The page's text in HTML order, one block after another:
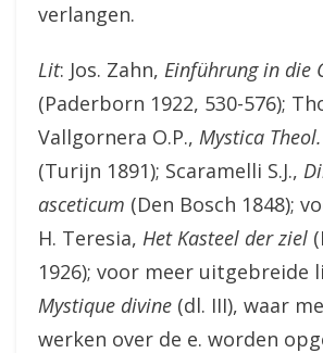
verlangen.
Lit: Jos. Zahn, Einführung in die
(Paderborn 1922, 530-576);
Vallgornera O.P., Mystica
(Turijn 1891); Scaramelli S.J.,
asceticum (Den Bosch 1848);
H. Teresia, Het Kasteel der ziel
1926); voor meer uitgebreide
Mystique divine (dl. III), waar
werken over de e. worden